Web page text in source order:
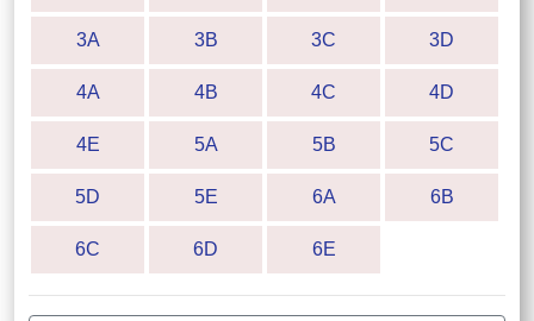
3A 3B 3C 3D
4A 4B 4C 4D
4E 5A 5B 5C
5D 5E 6A 6B
6C 6D 6E